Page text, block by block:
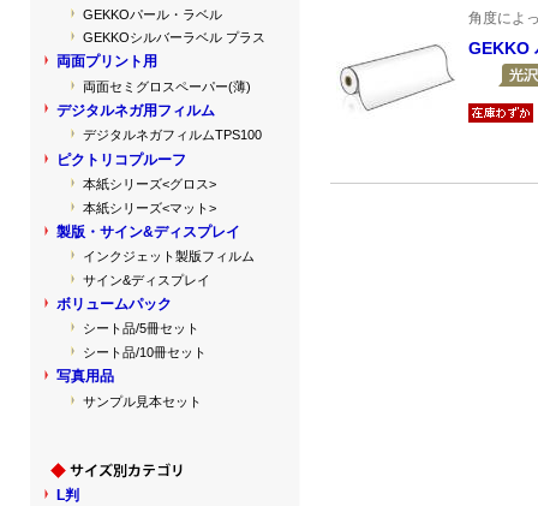
角度によ
GEKKO
GEKKOパール・ラベル
GEKKOシルバーラベル プラス
両面プリント用
両面セミグロスペーパー(薄)
デジタルネガ用フィルム
デジタルネガフィルムTPS100
ピクトリコプルーフ
本紙シリーズ<グロス>
本紙シリーズ<マット>
製版・サイン&ディスプレイ
インクジェット製版フィルム
サイン&ディスプレイ
ボリュームパック
シート品/5冊セット
シート品/10冊セット
写真用品
サンプル見本セット
L判